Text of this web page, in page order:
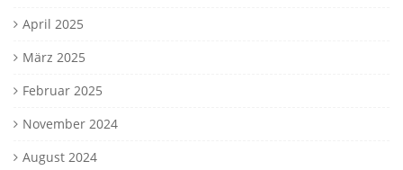
April 2025
März 2025
Februar 2025
November 2024
August 2024